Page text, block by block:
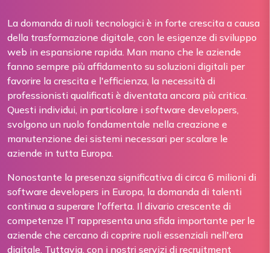
La domanda di ruoli tecnologici è in forte crescita a causa
della trasformazione digitale, con le esigenze di sviluppo
web in espansione rapida. Man mano che le aziende
fanno sempre più affidamento su soluzioni digitali per
favorire la crescita e l'efficienza, la necessità di
professionisti qualificati è diventata ancora più critica.
Questi individui, in particolare i software developers,
svolgono un ruolo fondamentale nella creazione e
manutenzione dei sistemi necessari per scalare le
aziende in tutta Europa.
Nonostante la presenza significativa di circa 6 milioni di
software developers in Europa, la domanda di talenti
continua a superare l'offerta. Il divario crescente di
competenze IT rappresenta una sfida importante per le
aziende che cercano di coprire ruoli essenziali nell'era
digitale. Tuttavia, con i nostri servizi di recruitment